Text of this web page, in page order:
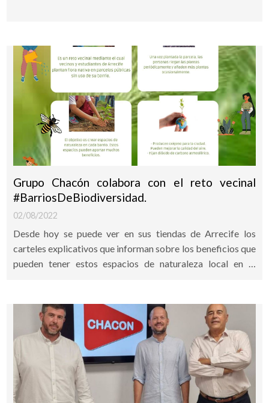
Grupo Chacón colabora con el reto vecinal
#BarriosDeBiodiversidad.
02/08/2022
Desde hoy se puede ver en sus tiendas de Arrecife los
carteles explicativos que informan sobre los beneficios que
pueden tener estos espacios de naturaleza local en la